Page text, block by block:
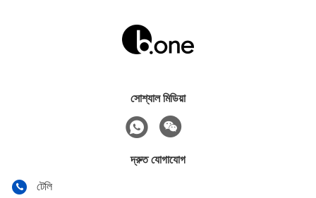
সোশ্যাল মিডিয়া
দ্রুত যোগাযোগ
টেলি